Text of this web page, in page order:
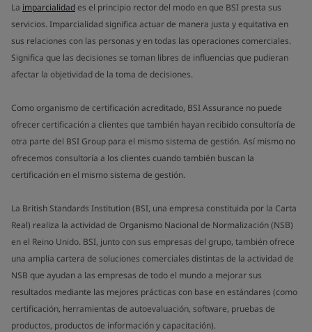
La imparcialidades el principio rector del modo en que BSI presta sus
servicios. Imparcialidad significa actuar de manera justa y equitativa en
sus relaciones con las personas y en todas las operaciones comerciales.
Significa que las decisiones se toman libres de influencias que pudieran
afectar la objetividad de la toma de decisiones.
Como organismo de certificación acreditado, BSI Assurance no puede
ofrecer certificación a clientes que también hayan recibido consultoría de
otra parte del BSI Group para el mismo sistema de gestión. Así mismo no
ofrecemos consultoría a los clientes cuando también buscan la
certificación en el mismo sistema de gestión.
La British Standards Institution (BSI, una empresa constituida por la Carta
Real) realiza la actividad de Organismo Nacional de Normalización (NSB)
en el Reino Unido. BSI, junto con sus empresas del grupo, también ofrece
una amplia cartera de soluciones comerciales distintas de la actividad de
NSB que ayudan a las empresas de todo el mundo a mejorar sus
resultados mediante las mejores prácticas con base en estándares (como
certificación, herramientas de autoevaluación, software, pruebas de
productos, productos de información y capacitación).